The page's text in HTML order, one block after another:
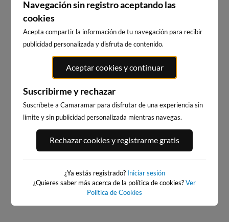
WEBCAMS CERCANAS
PLAYA DE LA GRAVA
109km · Xàbia-Jávea
PORT ANDRATX
Navegación sin registro aceptando las
cookies
Acepta compartir la información de tu navegación para recibir
publicidad personalizada y disfruta de contenido.
Aceptar cookies y continuar
Suscribirme y rechazar
Suscríbete a Camaramar para disfrutar de una experiencia sin
límite y sin publicidad personalizada mientras navegas.
Rechazar cookies y registrarme gratis
¿Ya estás registrado? Iniciar sesión
¿Quieres saber más acerca de la política de cookies?Ver
Política de Cookies